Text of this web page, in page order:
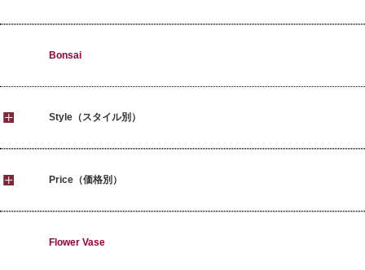
Bonsai
Style（スタイル別）
Price（価格別）
Flower Vase